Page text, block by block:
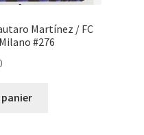
Martínez / FC
#276